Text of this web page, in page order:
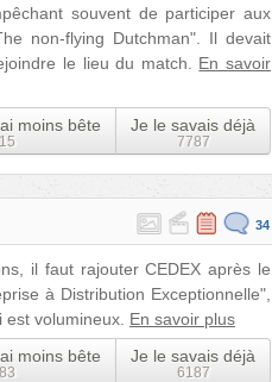
souvent de participer aux
non-flying Dutchman". Il devait
le lieu du match. En savoir
moins bête
Je le savais déjà
7787
34
il faut rajouter CEDEX après le
à Distribution Exceptionnelle",
volumineux. En savoir plus
moins bête
Je le savais déjà
6187